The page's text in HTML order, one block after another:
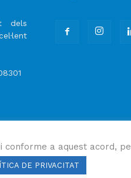
dels
a aquest acord,
DE PRIVACITAT